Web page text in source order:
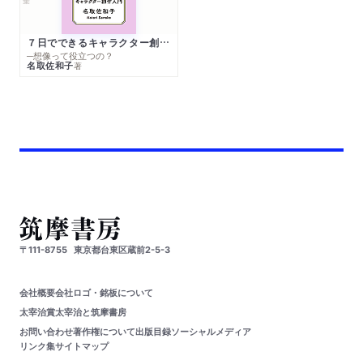
７日でできるキャラクター創作入門
─想像って役立つの？
名取佐和子著
〒111-8755 東京都台東区蔵前2-5-3
会社概要会社ロゴ・銘板について
太宰治賞太宰治と筑摩書房
お問い合わせ著作権について出版目録ソーシャルメディア
リンク集サイトマップ